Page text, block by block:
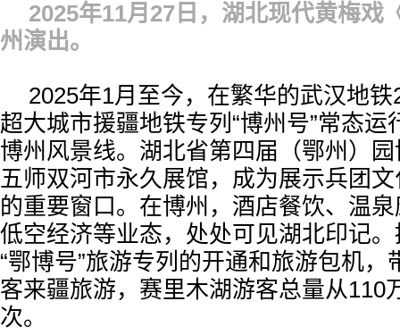
2025年11月27日，湖北现代黄梅戏
州演出。
2025年1月至今，在繁华的武汉地
超大城市援疆地铁专列“博州号”常态运
博州风景线。湖北省第四届（鄂州）
五师双河市永久展馆，成为展示兵团
的重要窗口。在博州，酒店餐饮、温
低空经济等业态，处处可见湖北印记
“鄂博号”旅游专列的开通和旅游包机，
客来疆旅游，赛里木湖游客总量从110
次。